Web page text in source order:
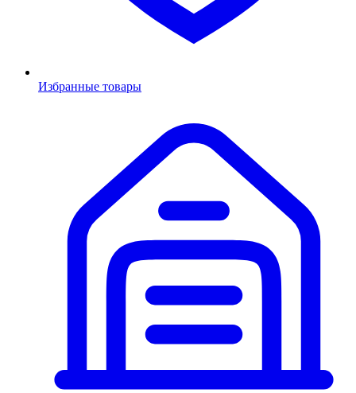
Избранные товары